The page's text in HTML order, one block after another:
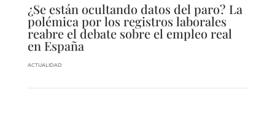
¿Se están ocultando datos del paro? La
polémica por los registros laborales
reabre el debate sobre el empleo real
en España
ACTUALIDAD